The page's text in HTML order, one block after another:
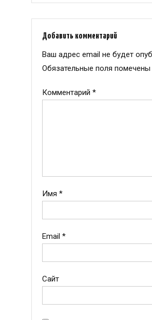
Добавить комментарий
Ваш адрес email не будет
Обязательные поля помечены
Комментарий *
Имя *
Email *
Сайт